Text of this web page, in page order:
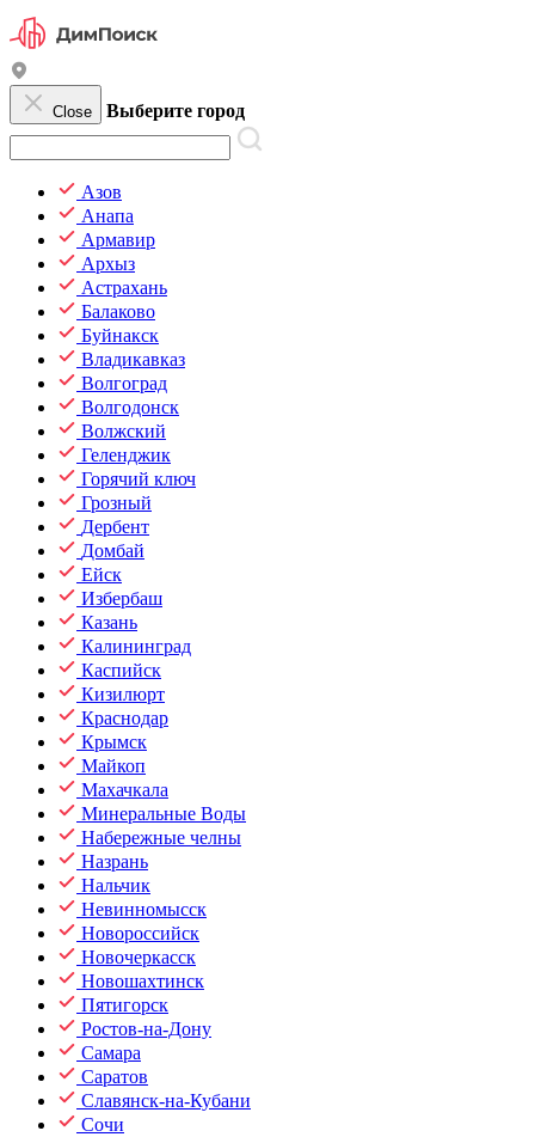
Close Выберите город
Азов
Анапа
Армавир
Архыз
Астрахань
Балаково
Буйнакск
Владикавказ
Волгоград
Волгодонск
Волжский
Геленджик
Горячий ключ
Грозный
Дербент
Домбай
Ейск
Избербаш
Казань
Калининград
Каспийск
Кизилюрт
Краснодар
Крымск
Майкоп
Махачкала
Минеральные Воды
Набережные челны
Назрань
Нальчик
Невинномысск
Новороссийск
Новочеркасск
Новошахтинск
Пятигорск
Ростов-на-Дону
Самара
Саратов
Славянск-на-Кубани
Сочи